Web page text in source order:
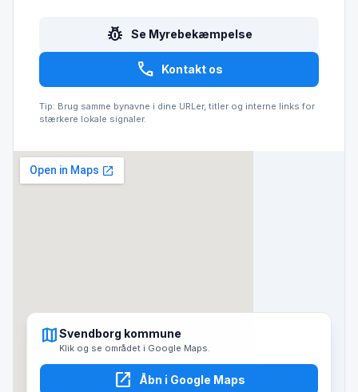
pest_control Se Myrebekæmpelse
call Kontakt os
Tip: Brug samme bynavne i dine URLer, titler og interne links for
stærkere lokale signaler.
mapSvendborg kommune
Klik og se området i Google Maps.
open_in_new Åbn i Google Maps